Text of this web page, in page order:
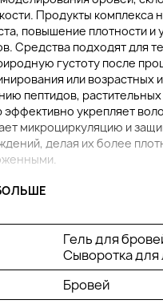
Продукты комплекса
повышение плотности и
Средства подходят для
густоту после
или возрастных
пептидов, растительных
эффективно укрепляет
микроциркуляцию и
делая их более
роста бровей RevitaBrow®
гель-стайлер Double-
Brown / Clear.
Гель для
Сыворотка для
Бровей